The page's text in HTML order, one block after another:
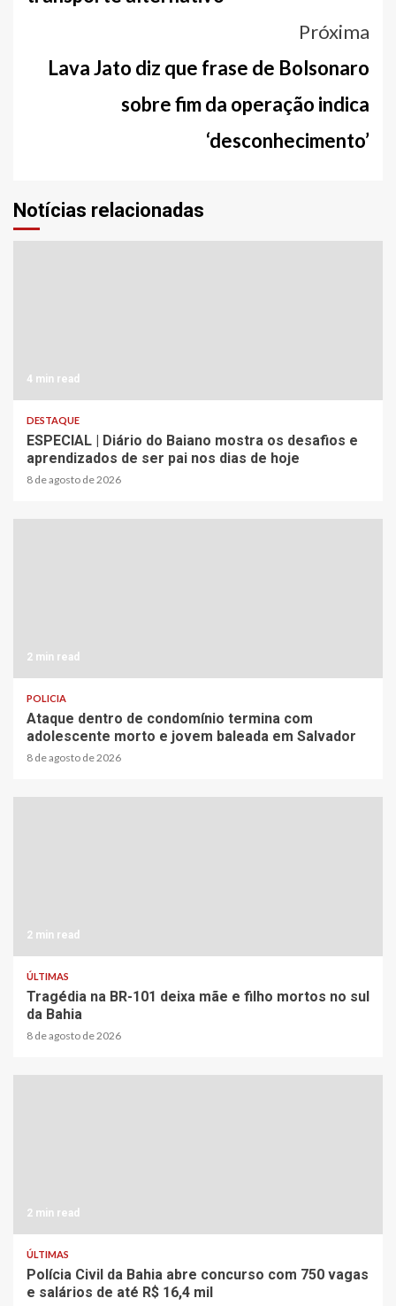
Próxima
Lava Jato diz que frase de Bolsonaro
sobre fim da operação indica
‘desconhecimento’
Notícias relacionadas
4 min read
DESTAQUE
ESPECIAL | Diário do Baiano mostra os desafios e
aprendizados de ser pai nos dias de hoje
8 de agosto de 2026
2 min read
POLICIA
Ataque dentro de condomínio termina com
adolescente morto e jovem baleada em Salvador
8 de agosto de 2026
2 min read
ÚLTIMAS
Tragédia na BR-101 deixa mãe e filho mortos no sul
da Bahia
8 de agosto de 2026
2 min read
ÚLTIMAS
Polícia Civil da Bahia abre concurso com 750 vagas
e salários de até R$ 16,4 mil